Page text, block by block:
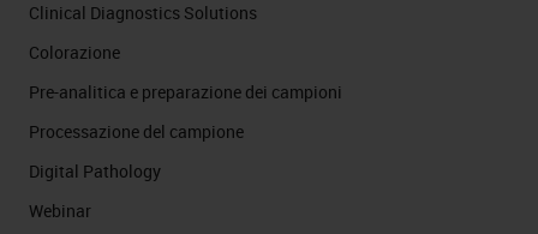
Clinical Diagnostics Solutions
Colorazione
Pre-analitica e preparazione dei campioni
Processazione del campione
Digital Pathology
Webinar